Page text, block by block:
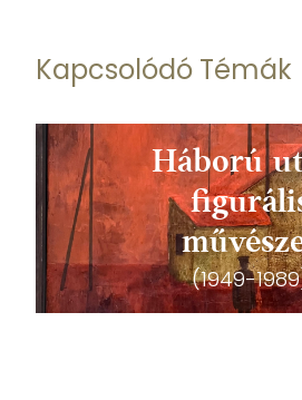
Kapcsolódó Témák
Háború
(1949-